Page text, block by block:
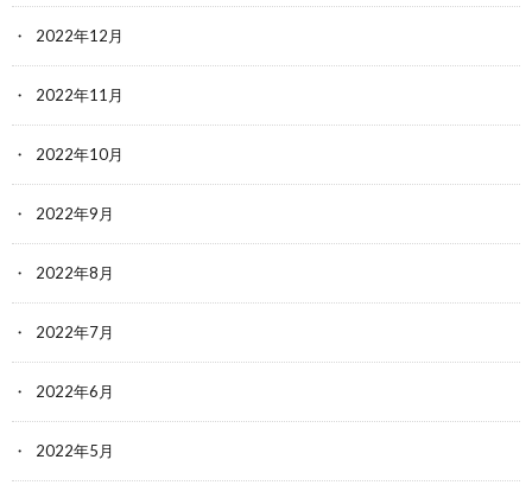
2022年12月
2022年11月
2022年10月
2022年9月
2022年8月
2022年7月
2022年6月
2022年5月